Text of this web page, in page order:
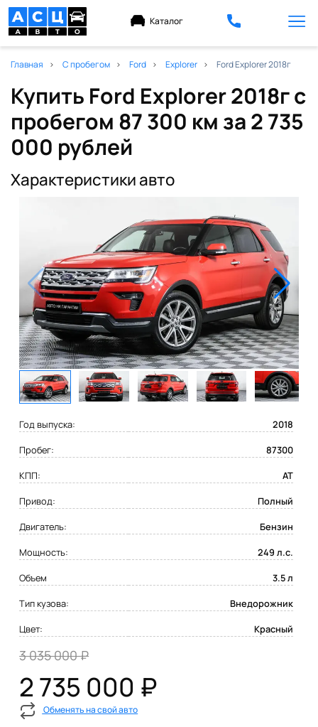
Каталог
Главная С пробегом Ford Explorer Ford Explorer 2018г
Купить Ford Explorer 2018г с
пробегом 87 300 км за 2 735
000 рублей
Характеристики авто
Год выпуска:
2018
Пробег:
87300
КПП:
AT
Привод:
Полный
Двигатель:
Бензин
Мощность:
249 л.с.
Объем
3.5 л
Тип кузова:
Внедорожник
Цвет:
Красный
3 035 000 ₽
2 735 000 ₽
Обменять на свой авто